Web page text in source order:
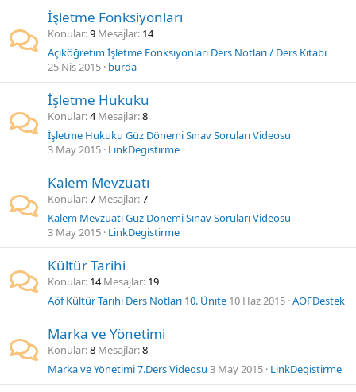
İşletme Fonksiyonları
Konular 9 Mesajlar 14
Açıköğretim İşletme Fonksiyonları Ders Notları / Ders Kitabı
25 Nis 2015 burda
İşletme Hukuku
Konular 4 Mesajlar 8
İşletme Hukuku Güz Dönemi Sınav Soruları Videosu
3 May 2015 LinkDegistirme
Kalem Mevzuatı
Konular 7 Mesajlar 7
Kalem Mevzuatı Güz Dönemi Sınav Soruları Videosu
3 May 2015 LinkDegistirme
Kültür Tarihi
Konular 14 Mesajlar 19
Aöf Kültür Tarihi Ders Notları 10. Ünite 10 Haz 2015 AOFDestek
Marka ve Yönetimi
Konular 8 Mesajlar 8
Marka ve Yönetimi 7.Ders Videosu 3 May 2015 LinkDegistirme